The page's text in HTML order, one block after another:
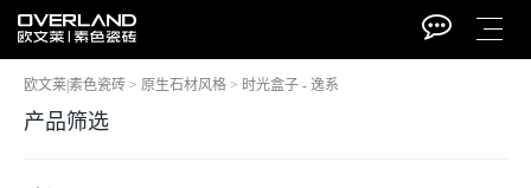
欧文莱|素色瓷砖 > 原生石材风格 > 时光盒子 - 逸系
产品筛选